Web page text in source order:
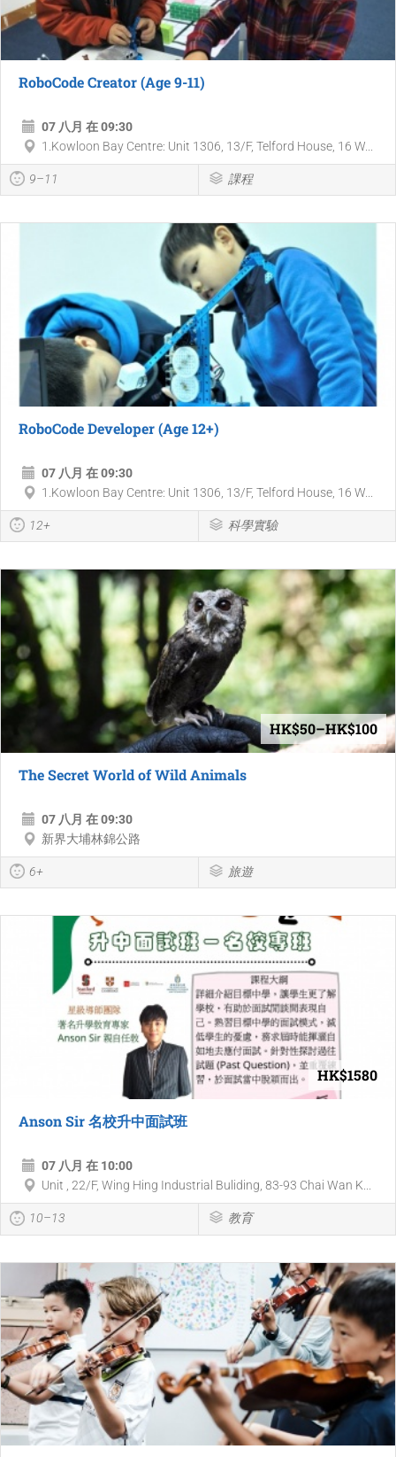
RoboCode Creator (Age 9-11)
07 八月 在 09:30
1.Kowloon Bay Centre: Unit 1306, 13/F, Telford House, 16 W...
9–11 課程
RoboCode Developer (Age 12+)
07 八月 在 09:30
1.Kowloon Bay Centre: Unit 1306, 13/F, Telford House, 16 W...
12+ 科學實驗
HK$50–HK$100
The Secret World of Wild Animals
07 八月 在 09:30
新界大埔林錦公路
6+ 旅遊
HK$1580
Anson Sir 名校升中面試班
07 八月 在 10:00
Unit , 22/F, Wing Hing Industrial Buliding, 83-93 Chai Wan K...
10–13 教育